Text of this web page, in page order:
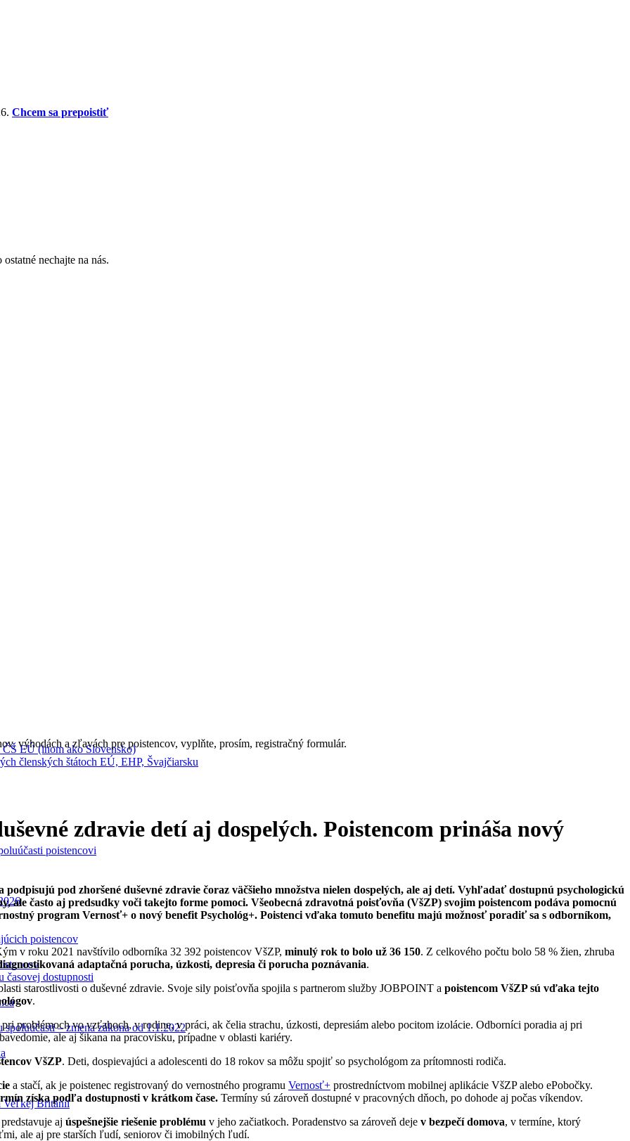
Chcem sa prepoistiť
EÚ (inom ako Slovensko)
členských štátoch EÚ, EHP, Švajčiarsku
poistencovi
poistencov
časovej dostupnosti
– zmena zákona od 1.1.2022
Veľkej Británii
ostatné nechajte na nás.
výhodách a zľavách pre poistencov, vyplňte, prosím, registračný formulár.
zdravie detí aj dospelých. Poistencom prináša nový
pod zhoršené duševné zdravie čoraz väčšieho množstva nielen dospelých, ale aj detí. Vyhľadať dostupnú psychologickú
ale často aj predsudky voči takejto forme pomoci. Všeobecná zdravotná poisťovňa (VšZP) svojim poistencom podáva pomocnú
program Vernosť+ o nový benefit Psychológ+. Poistenci vďaka tomuto benefitu majú možnosť poradiť sa s odborníkom,
v roku 2021 navštívilo odborníka 32 392 poistencov VšZP, minulý rok to bolo už 36 150. Z celkového počtu bolo 58 % žien, zhruba
adaptačná porucha, úzkosti, depresia či porucha poznávania.
starostlivosti o duševné zdravie. Svoje sily poisťovňa spojila s partnerom služby JOBPOINT a poistencom VšZP sú vďaka tejto
.
problémoch vo vzťahoch, v rodine, v práci, ak čelia strachu, úzkosti, depresiám alebo pocitom izolácie. Odborníci poradia aj pri
ale aj šikana na pracovisku, prípadne v oblasti kariéry.
VšZP. Deti, dospievajúci a adolescenti do 18 rokov sa môžu spojiť so psychológom za prítomnosti rodiča.
a stačí, ak je poistenec registrovaný do vernostného programu Vernosť+ prostredníctvom mobilnej aplikácie VšZP alebo ePobočky.
získa podľa dostupnosti v krátkom čase. Termíny sú zároveň dostupné v pracovných dňoch, po dohode aj počas víkendov.
aj úspešnejšie riešenie problému v jeho začiatkoch. Poradenstvo sa zároveň deje v bezpečí domova, v termíne, ktorý
ale aj pre starších ľudí, seniorov či imobilných ľudí.